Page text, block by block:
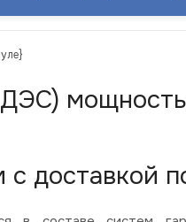
ДЭС)
доставкой